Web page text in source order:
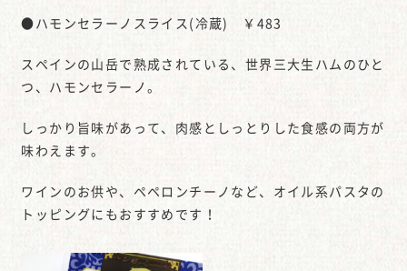
●ハモンセラーノスライス(冷蔵) ￥483
スペインの山岳で熟成されている、世界三大生ハムのひと
つ、ハモンセラーノ。
しっかり旨味があって、肉感としっとりした食感の両方が
味わえます。
ワインのお供や、ペペロンチーノなど、オイル系パスタの
トッピングにもおすすめです！